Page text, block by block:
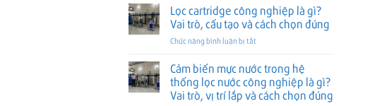
chọn
đúng
sao
và
cách
chọn
nước
công
nghiệp
là
Vai
trò,
vị
trí
nước
thô
trong
hệ
lọc
nước
công
nghiệp
Lọc cartridge công nghiệp là gì?
Vai trò, cấu tạo và cách chọn đúng
Chức năng bình luận bị tắtở
cartridge
công
nghiệp
là
Cảm biến mực nước trong hệ
thống lọc nước công nghiệp là gì?
Vai trò, vị trí lắp và cách chọn đúng